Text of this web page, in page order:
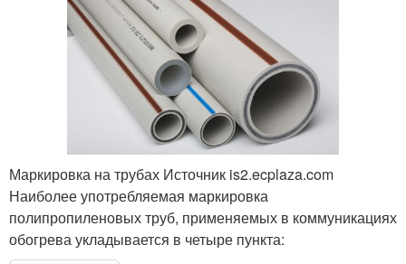
Маркировка на трубах Источник is2.ecplaza.com
Наиболее употребляемая маркировка
полипропиленовых труб, применяемых в коммуникациях
обогрева укладывается в четыре пункта: